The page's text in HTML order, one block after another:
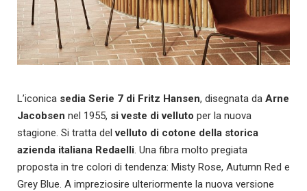
L’iconica sedia Serie 7 di Fritz Hansen, disegnata da Arne
Jacobsen nel 1955, si veste di velluto per la nuova
stagione. Si tratta delvelluto di cotone della storica
azienda italiana Redaelli. Una fibra molto pregiata
proposta in tre colori di tendenza: Misty Rose, Autumn Red e
Grey Blue. A impreziosire ulteriormente la nuova versione